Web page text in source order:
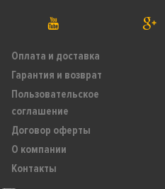
Оплата и доставка
Гарантия и возврат
Пользовательское
соглашение
Договор оферты
О компании
Контакты